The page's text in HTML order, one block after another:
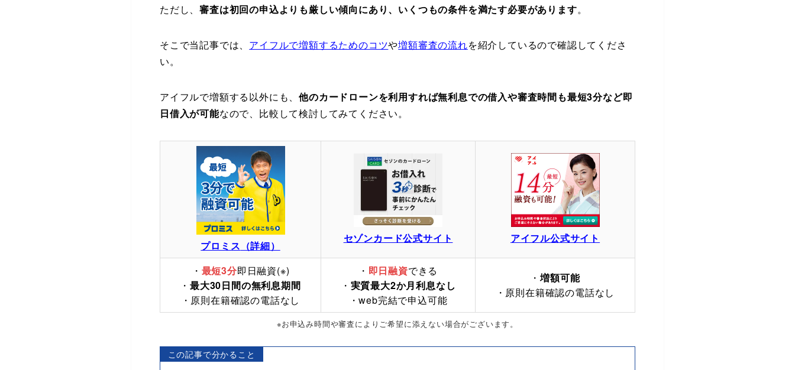
ただし、審査は初回の申込よりも厳しい傾向にあり、いくつもの条件を満たす必要があります。
そこで当記事では、 アイフルで増額するためのコツや増額審査の流れを紹介しているので確認してくださ
い。
アイフルで増額する以外にも、他のカードローンを利用すれば無利息での借入や審査時間も最短3分など即
日借入が可能なので、比較して検討してみてください。
プロミス （詳細）
セゾンカード公式サイト アイフル公式サイト
・ 最短3分即日融資(※)
・最大30日間の無利息期間
・原則在籍確認の電話なし
・ 即日融資できる
・ 実質最大2か月利息なし
・web完結で申込可能
・増額可能
・原則在籍確認の電話なし
※お申込み時間や審査によりご希望に添えない場合がございます。
この記事で分かること